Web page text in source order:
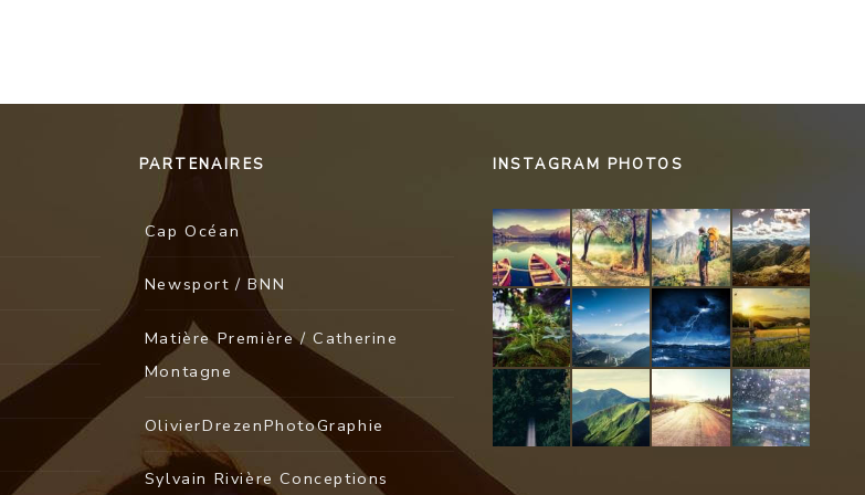
PARTENAIRES
Cap Océan
Newsport / BNN
Matière Première / Catherine
Montagne
OlivierDrezenPhotoGraphie
Sylvain Rivière Conceptions
INSTAGRAM PHOTOS